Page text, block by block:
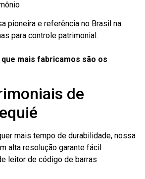
pioneira e referência no Brasil na
para controle patrimonial.
mais fabricamos são os
de
mais tempo de durabilidade, nossa
alta resolução garante fácil
leitor de código de barras